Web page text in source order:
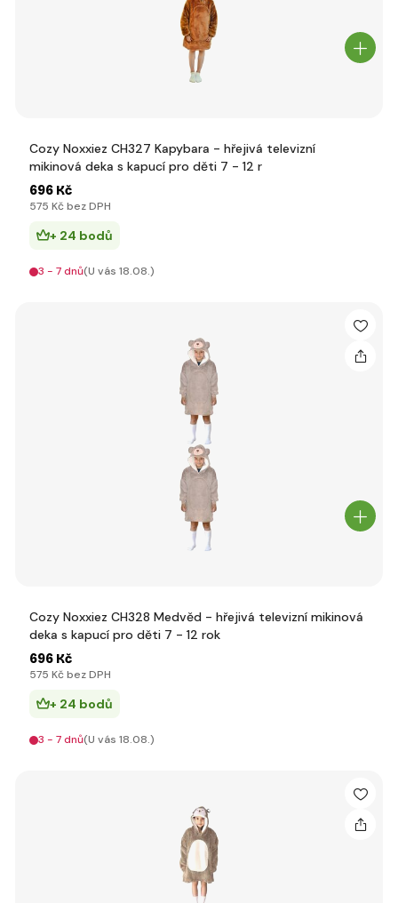
Cozy Noxxiez CH327 Kapybara - hřejivá televizní
mikinová deka s kapucí pro děti 7 - 12 r
696 Kč
575 Kč bez DPH
+ 24 bodů
3 - 7 dnů(U vás 18.08.)
Cozy Noxxiez CH328 Medvěd - hřejivá televizní mikinová
deka s kapucí pro děti 7 - 12 rok
696 Kč
575 Kč bez DPH
+ 24 bodů
3 - 7 dnů(U vás 18.08.)